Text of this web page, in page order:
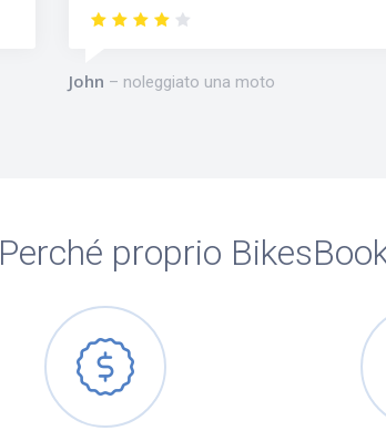
John noleggiato una moto
Perché proprio